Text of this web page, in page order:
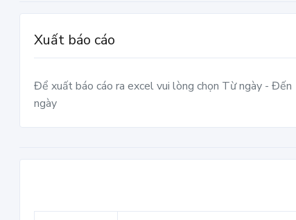
Xuất báo cáo
Để xuất báo cáo ra excel vui lòng chọn Từ ngày - Đến
ngày